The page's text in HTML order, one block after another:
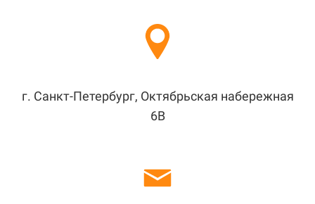
г. Санкт-Петербург, Октябрьская набережная
6В